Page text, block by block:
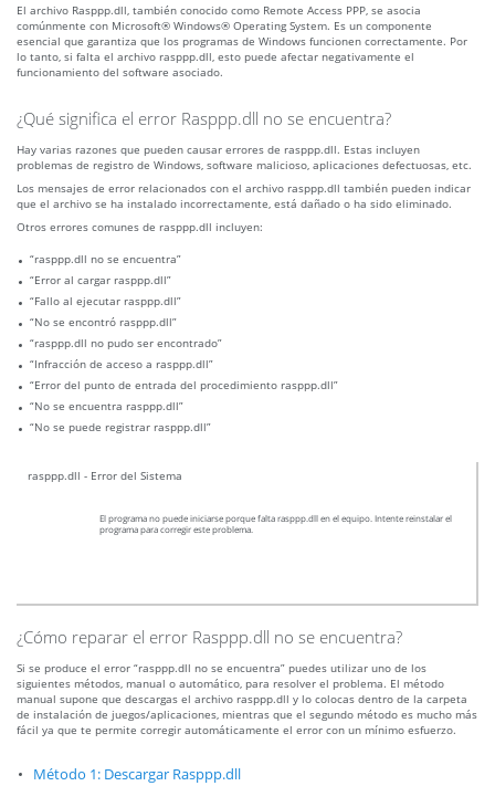
El archivo Rasppp.dll, también conocido como Remote Access PPP, se asocia
comúnmente con Microsoft® Windows® Operating System. Es un componente
esencial que garantiza que los programas de Windows funcionen correctamente. Por
lo tanto, si falta el archivo rasppp.dll, esto puede afectar negativamente el
funcionamiento del software asociado.
¿Qué significa el error Rasppp.dll no se encuentra?
Hay varias razones que pueden causar errores de rasppp.dll. Estas incluyen
problemas de registro de Windows, software malicioso, aplicaciones defectuosas, etc.
Los mensajes de error relacionados con el archivo rasppp.dll también pueden indicar
que el archivo se ha instalado incorrectamente, está dañado o ha sido eliminado.
Otros errores comunes de rasppp.dll incluyen:
“rasppp.dll no se encuentra”
“Error al cargar rasppp.dll”
“Fallo al ejecutar rasppp.dll”
“No se encontró rasppp.dll”
“rasppp.dll no pudo ser encontrado”
“Infracción de acceso a rasppp.dll”
“Error del punto de entrada del procedimiento rasppp.dll”
“No se encuentra rasppp.dll”
“No se puede registrar rasppp.dll”
rasppp.dll - Error del Sistema
El programa no puede iniciarse porque falta rasppp.dll en el equipo. Intente reinstalar el
programa para corregir este problema.
¿Cómo reparar el error Rasppp.dll no se encuentra?
Si se produce el error “rasppp.dll no se encuentra” puedes utilizar uno de los
siguientes métodos, manual o automático, para resolver el problema. El método
manual supone que descargas el archivo rasppp.dll y lo colocas dentro de la carpeta
de instalación de juegos/aplicaciones, mientras que el segundo método es mucho más
fácil ya que te permite corregir automáticamente el error con un mínimo esfuerzo.
Método 1: Descargar Rasppp.dll